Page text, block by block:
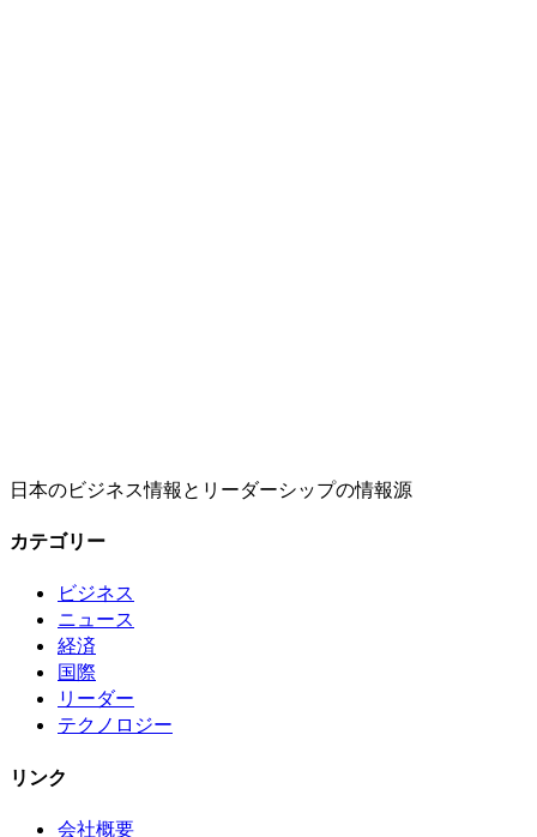
日本のビジネス情報とリーダーシップの情報源
カテゴリー
ビジネス
ニュース
経済
国際
リーダー
テクノロジー
リンク
会社概要